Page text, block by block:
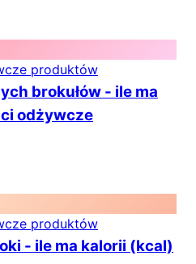
produktów
brokułów - ile ma
odżywcze
produktów
- ile ma kalorii (kcal)